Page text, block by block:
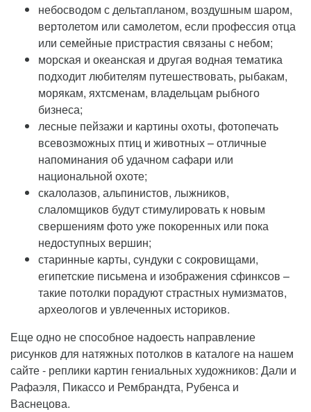
небосводом с дельтапланом, воздушным шаром,
вертолетом или самолетом, если профессия отца
или семейные пристрастия связаны с небом;
морская и океанская и другая водная тематика
подходит любителям путешествовать, рыбакам,
морякам, яхтсменам, владельцам рыбного
бизнеса;
лесные пейзажи и картины охоты, фотопечать
всевозможных птиц и животных – отличные
напоминания об удачном сафари или
национальной охоте;
скалолазов, альпинистов, лыжников,
слаломщиков будут стимулировать к новым
свершениям фото уже покоренных или пока
недоступных вершин;
старинные карты, сундуки с сокровищами,
египетские письмена и изображения сфинксов –
такие потолки порадуют страстных нумизматов,
археологов и увлеченных историков.
Еще одно не способное надоесть направление
рисунков для натяжных потолков в каталоге на нашем
сайте - реплики картин гениальных художников: Дали и
Рафаэля, Пикассо и Рембрандта, Рубенса и
Васнецова.